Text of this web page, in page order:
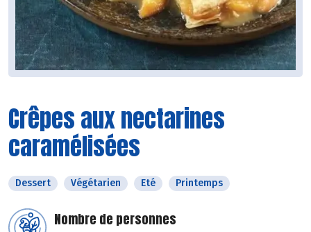
Crêpes aux nectarines
caramélisées
Dessert Végétarien Eté Printemps
Nombre de personnes